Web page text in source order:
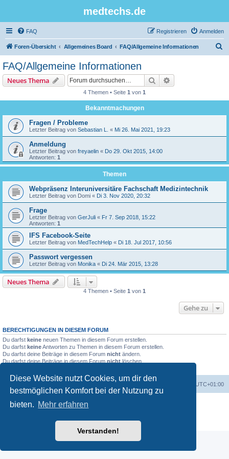
Diese Website nutzt Cookies, um dir den
bestmöglichen Komfort bei der Nutzung zu
bieten. Mehr erfahren
Verstanden!
medtechs.de
FAQ Anmelden
Registrieren
Foren-Übersicht Allgemeines Board FAQ/Allgemeine Informationen
FAQ/Allgemeine Informationen
Neues Thema Suche
4 Themen • Seite 1 von 1
Bekanntmachungen
Fragen / Probleme
Letzter Beitrag von Sebastian L. « Mi 26. Mai 2021, 19:23
Anmeldung
Letzter Beitrag von freyaelin « Do 29. Okt 2015, 14:00
Antworten: 1
Themen
Webpräsenz Interuniversitäre Fachschaft Medizintechnik
Letzter Beitrag von Domi « Di 3. Nov 2020, 20:32
Frage
Letzter Beitrag von GerJuli « Fr 7. Sep 2018, 15:22
Antworten: 1
IFS Facebook-Seite
Letzter Beitrag von MedTechHelp « Di 18. Jul 2017, 10:56
Passwort vergessen
Letzter Beitrag von Monika « Di 24. Mär 2015, 13:28
Neues Thema
4 Themen • Seite 1 von 1
Gehe zu
BERECHTIGUNGEN IN DIESEM FORUM
Du darfst keine neuen Themen in diesem Forum erstellen.
Du darfst keineAntworten zu Themen in diesem Forum erstellen.
Du darfst deine Beiträge in diesem Forum nicht ändern.
Du darfst deine Beiträge in diesem Forum nicht löschen.
UTC+01:00
Alle Cookies löschen
Powered byphpBB
Datenschutz|Nutzungsbedingungen